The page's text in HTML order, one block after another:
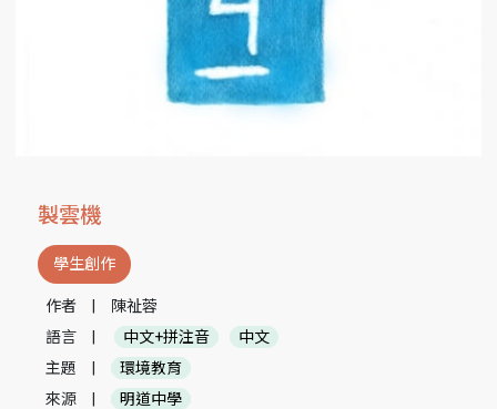
製雲機
學生創作
作者
陳祉蓉
語言
中文+拼注音
中文
主題
環境教育
來源
明道中學